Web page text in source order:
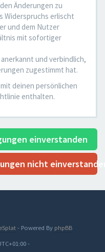
Änderungen zu
Widerspruchs erlischt
und dem Nutzer
mit sofortiger
und verbindlich,
zugestimmt hat.
deinen persönlichen
enthalten.
einverstanden
nicht
- Powered By phpBB
-